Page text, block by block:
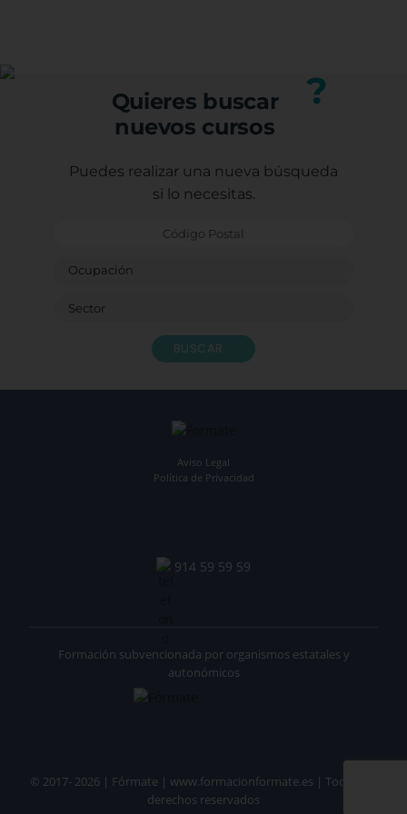
Quieres buscar
nuevos cursos
?
Puedes realizar una nueva búsqueda
si lo necesitas.
BUSCAR
Aviso Legal
Política de Privacidad
914 59 59 59
© 2017- 2026 | Fórmate | www.formacionformate.es | Todos los
derechos reservados
Formación subvencionada por organismos estatales y
autonómicos